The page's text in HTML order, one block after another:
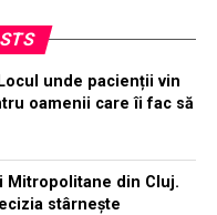
unde pacienții vin
oamenii care îi fac să
Mitropolitane din Cluj.
stârnește